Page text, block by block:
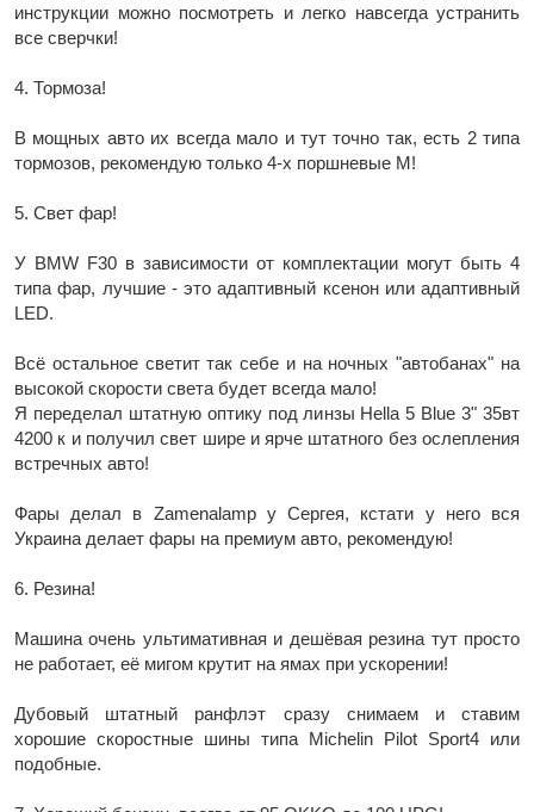
инструкции можно посмотреть и легко навсегда устранить
все сверчки!
4. Тормоза!
В мощных авто их всегда мало и тут точно так, есть 2 типа
тормозов, рекомендую только 4-х поршневые M!
5. Свет фар!
У BMW F30 в зависимости от комплектации могут быть 4
типа фар, лучшие - это адаптивный ксенон или адаптивный
LED.
Всё остальное светит так себе и на ночных "автобанах" на
высокой скорости света будет всегда мало!
Я переделал штатную оптику под линзы Hella 5 Blue 3" 35вт
4200 к и получил свет шире и ярче штатного без ослепления
встречных авто!
Фары делал в Zamenalamp у Сергея, кстати у него вся
Украина делает фары на премиум авто, рекомендую!
6. Резина!
Машина очень ультимативная и дешёвая резина тут просто
не работает, её мигом крутит на ямах при ускорении!
Дубовый штатный ранфлэт сразу снимаем и ставим
хорошие скоростные шины типа Michelin Pilot Sport4 или
подобные.